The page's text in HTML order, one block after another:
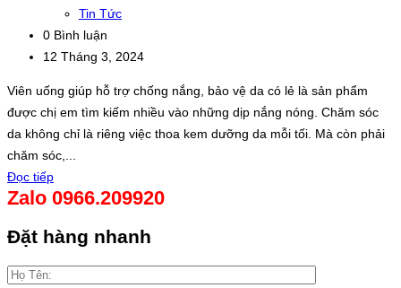
Tin Tức
0 Bình luận
12 Tháng 3, 2024
Viên uống giúp hỗ trợ chống nắng, bảo vệ da có lẻ là sản phẩm
được chị em tìm kiếm nhiều vào những dịp nắng nóng. Chăm sóc
da không chỉ là riêng việc thoa kem dưỡng da mỗi tối. Mà còn phải
chăm sóc,...
Đọc tiếp
Zalo 0966.209920
Đặt hàng nhanh